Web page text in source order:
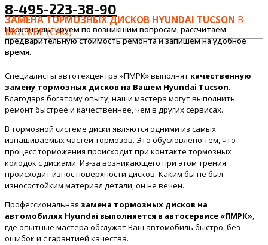
8-495-223-38-90
Проконсультируем по возникшим вопросам, рассчитаем
предварительную стоимость ремонта и запишем на удобное
время.
ЗАМЕНА ТОРМОЗНЫХ ДИСКОВ HYUNDAI TUCSON В
МОСКВЕ (САО)
Специалисты автотехцентра «ПМРК» выполнят качественную
замену тормозных дисков на Вашем Hyundai Tucson.
Благодаря богатому опыту, наши мастера могут выполнить
ремонт быстрее и качественнее, чем в других сервисах.
В тормозной системе диски являются одними из самых
изнашиваемых частей тормозов. Это обусловлено тем, что
процесс торможения происходит при контакте тормозных
колодок с дисками. Из-за возникающего при этом трения
происходит износ поверхности дисков. Каким бы не был
износостойким материал детали, он не вечен.
Профессиональная замена тормозных дисков на
автомобилях Hyundai выполняется в автосервисе «ПМРК»,
где опытные мастера обслужат Ваш автомобиль быстро, без
ошибок и с гарантией качества.